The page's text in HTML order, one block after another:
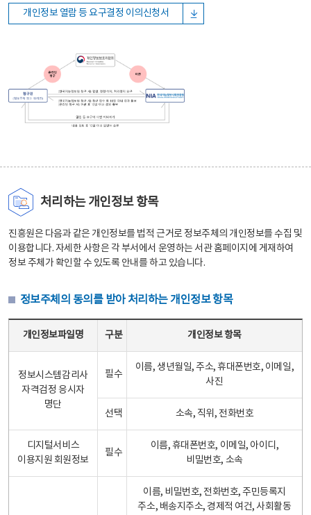
개인정보 열람 등 요구결정 이의신청서
처리하는 개인정보 항목
진흥원은 다음과 같은 개인정보를 법적 근거로 정보주체의 개인정보를 수집 및
이용합니다. 자세한 사항은 각 부서에서 운영하는 서관 홈페이지에 게재하여
정보 주체가 확인할 수 있도록 안내를 하고 있습니다.
정보주체의 동의를 받아 처리하는 개인정보 항목
개인정보파일명 구분 개인정보 항목
정보시스템감리사
자격검정 응시자
명단
필수
이름, 생년월일, 주소, 휴대폰번호, 이메일,
사진
선택 소속, 직위, 전화번호
디지털서비스
이용지원 회원정보
필수
이름, 휴대폰번호, 이메일, 아이디,
비밀번호, 소속
이름, 비밀번호, 전화번호, 주민등록지
주소, 배송지주소, 경제적 여건, 사회활동